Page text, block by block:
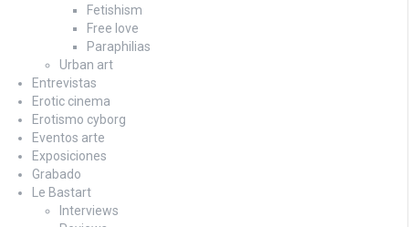
Fetishism
Free love
Paraphilias
Urban art
Entrevistas
Erotic cinema
Erotismo cyborg
Eventos arte
Exposiciones
Grabado
Le Bastart
Interviews